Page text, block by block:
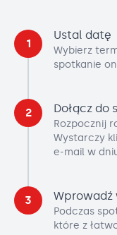
1
Ustal datę
Wybierz
spotkanie
2 Dołącz do
Rozpocznij
Wystarczy
e-mail w
3 Wprowadź
Podczas
które z